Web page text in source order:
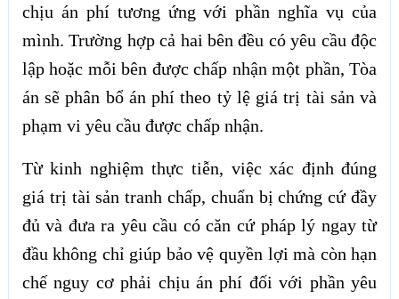
chịu án phí tương ứng với phần nghĩa vụ của
mình. Trường hợp cả hai bên đều có yêu cầu độc
lập hoặc mỗi bên được chấp nhận một phần, Tòa
án sẽ phân bổ án phí theo tỷ lệ giá trị tài sản và
phạm vi yêu cầu được chấp nhận.
Từ kinh nghiệm thực tiễn, việc xác định đúng
giá trị tài sản tranh chấp, chuẩn bị chứng cứ đầy
đủ và đưa ra yêu cầu có căn cứ pháp lý ngay từ
đầu không chỉ giúp bảo vệ quyền lợi mà còn hạn
chế nguy cơ phải chịu án phí đối với phần yêu